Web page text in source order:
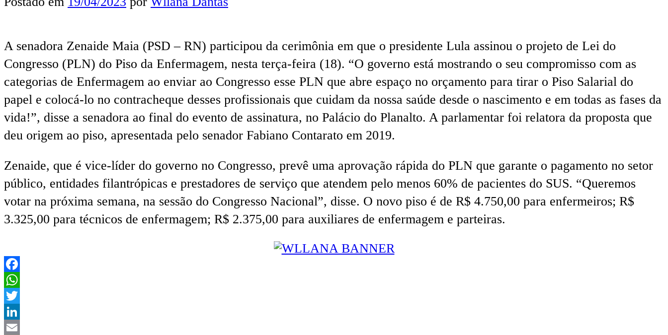
A senadora Zenaide Maia (PSD – RN) participou da cerimônia em que o presidente Lula assinou o projeto de Lei do
Congresso (PLN) do Piso da Enfermagem, nesta terça-feira (18). “O governo está mostrando o seu compromisso com as
categorias de Enfermagem ao enviar ao Congresso esse PLN que abre espaço no orçamento para tirar o Piso Salarial do
papel e colocá-lo no contracheque desses profissionais que cuidam da nossa saúde desde o nascimento e em todas as fases da
vida!”, disse a senadora ao final do evento de assinatura, no Palácio do Planalto. A parlamentar foi relatora da proposta que
deu origem ao piso, apresentada pelo senador Fabiano Contarato em 2019.
Zenaide, que é vice-líder do governo no Congresso, prevê uma aprovação rápida do PLN que garante o pagamento no setor
público, entidades filantrópicas e prestadores de serviço que atendem pelo menos 60% de pacientes do SUS. “Queremos
votar na próxima semana, na sessão do Congresso Nacional”, disse. O novo piso é de R$ 4.750,00 para enfermeiros; R$
3.325,00 para técnicos de enfermagem; R$ 2.375,00 para auxiliares de enfermagem e parteiras.
Facebook
WhatsApp
Twitter
LinkedIn